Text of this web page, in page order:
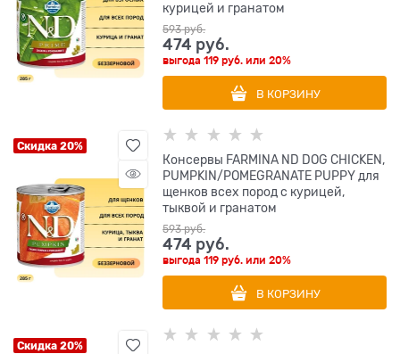
курицей и гранатом
593 руб.
474 руб.
выгода119 руб. или20%
В КОРЗИНУ
Скидка 20%
Консервы FARMINA ND DOG CHICKEN,
PUMPKIN/POMEGRANATE PUPPY для
щенков всех пород с курицей,
тыквой и гранатом
593 руб.
474 руб.
выгода119 руб. или20%
В КОРЗИНУ
Скидка 20%